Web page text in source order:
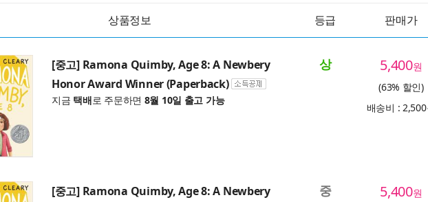
상품정보 등급 판매가
[중고] Ramona Quimby, Age 8: A Newbery
Honor Award Winner (Paperback)
지금 택배로 주문하면 8월 10일 출고 가능
상 5,400원
(63% 할인)
배송비 :
[중고] Ramona Quimby, Age 8: A Newbery 중 5,400원